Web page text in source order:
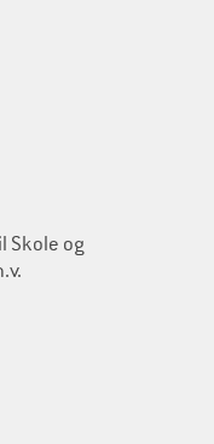
Skole og